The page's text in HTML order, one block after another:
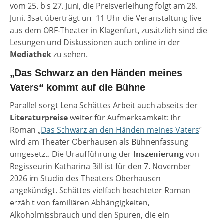
vom 25. bis 27. Juni, die Preisverleihung folgt am 28.
Juni. 3sat überträgt um 11 Uhr die Veranstaltung live
aus dem ORF-Theater in Klagenfurt, zusätzlich sind die
Lesungen und Diskussionen auch online in der
Mediathekzu sehen.
„Das Schwarz an den Händen meines
Vaters“ kommt auf die Bühne
Parallel sorgt Lena Schättes Arbeit auch abseits der
Literaturpreiseweiter für Aufmerksamkeit: Ihr
Roman „Das Schwarz an den Händen meines Vaters“
wird am Theater Oberhausen als Bühnenfassung
umgesetzt. Die Uraufführung der Inszenierungvon
Regisseurin Katharina Bill ist für den 7. November
2026 im Studio des Theaters Oberhausen
angekündigt. Schättes vielfach beachteter Roman
erzählt von familiären Abhängigkeiten,
Alkoholmissbrauch und den Spuren, die ein